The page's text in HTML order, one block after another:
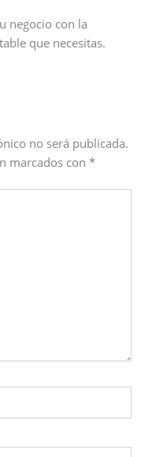
negocio con la
que necesitas.
no será publicada.
marcados con *